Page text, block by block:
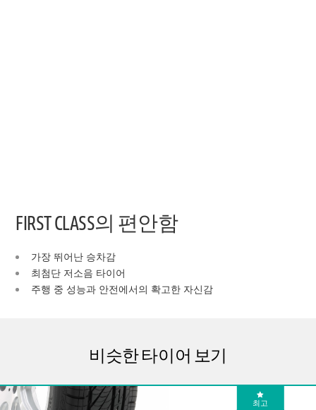
FIRST CLASS의 편안함
가장 뛰어난 승차감
최첨단 저소음 타이어
주행 중 성능과 안전에서의 확고한 자신감
비슷한 타이어 보기
최고